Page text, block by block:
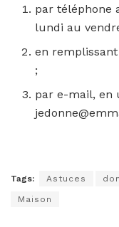
par téléphone
lundi au
en
;
par e-mail, en
Tags: Astuces
Maison